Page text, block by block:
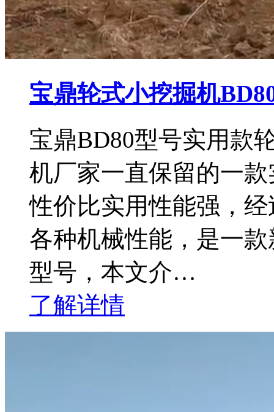
宝鼎轮式小挖掘机
宝鼎BD80型号实用款
机厂家一直保留的一
性价比实用性能强，
各种机械性能，是一
型号，本文介…
了解详情